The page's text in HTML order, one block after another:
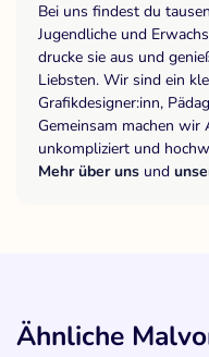
Bei uns findest du
Jugendliche und
drucke sie aus und
Liebsten. Wir sind ein
Grafikdesigner:inn,
Gemeinsam machen
unkompliziert und
Mehr über uns und
Ähnliche